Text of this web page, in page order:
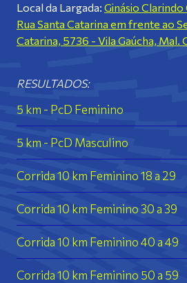
Local da Largada: Ginásio
Rua Santa Catarina em frente ao
Catarina, 5736 - Vila Gaúcha, Mal.
RESULTADOS:
5 km - PcD Feminino
5 km - PcD Masculino
Corrida 10 km Feminino 18 a 29
Corrida 10 km Feminino 30 a 39
Corrida 10 km Feminino 40 a 49
Corrida 10 km Feminino 50 a 59